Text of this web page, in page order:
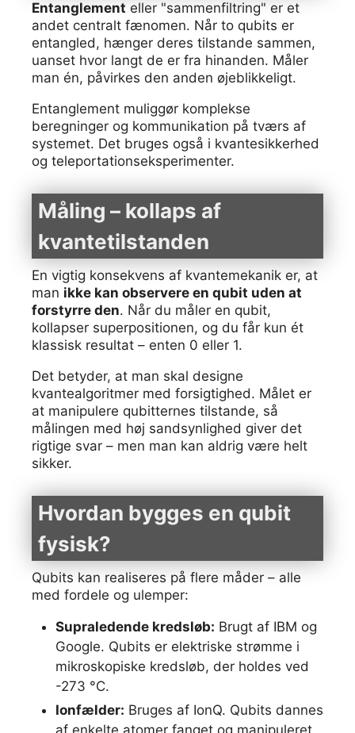
Entanglement eller "sammenfiltring" er et
andet centralt fænomen. Når to qubits er
entangled, hænger deres tilstande sammen,
uanset hvor langt de er fra hinanden. Måler
man én, påvirkes den anden øjeblikkeligt.
Entanglement muliggør komplekse
beregninger og kommunikation på tværs af
systemet. Det bruges også i kvantesikkerhed
og teleportationseksperimenter.
Måling – kollaps af
kvantetilstanden
En vigtig konsekvens af kvantemekanik er, at
man ikke kan observere en qubit uden at
forstyrre den. Når du måler en qubit,
kollapser superpositionen, og du får kun ét
klassisk resultat – enten 0 eller 1.
Det betyder, at man skal designe
kvantealgoritmer med forsigtighed. Målet er
at manipulere qubitternes tilstande, så
målingen med høj sandsynlighed giver det
rigtige svar – men man kan aldrig være helt
sikker.
Hvordan bygges en qubit
fysisk?
Qubits kan realiseres på flere måder – alle
med fordele og ulemper:
Supraledende kredsløb: Brugt af IBM og
Google. Qubits er elektriske strømme i
mikroskopiske kredsløb, der holdes ved
-273 °C.
Ionfælder: Bruges af IonQ. Qubits dannes
af enkelte atomer fanget og manipuleret